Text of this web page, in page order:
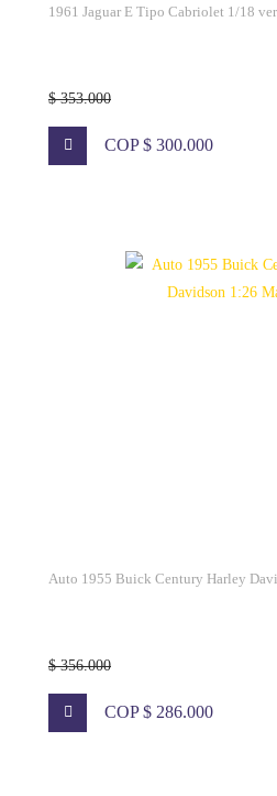
1961 Jaguar E Tipo Cabriolet 1/18
$ 353.000
COP $ 300.000
Auto 1955 Buick Century Harley
$ 356.000
COP $ 286.000